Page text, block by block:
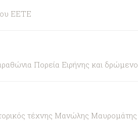
ΕΕΤΕ
Πορεία Ειρήνης και δρώμενο
τέχνης Μανώλης Μαυρομάτης